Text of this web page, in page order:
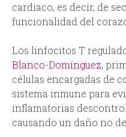
cardiaco, es decir, de
funcionalidad del
Los linfocitos T
Blanco-Domínguez,
células encargadas de
sistema inmune para
inflamatorias
causando un daño no